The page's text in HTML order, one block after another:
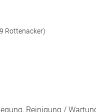
Rottenacker)
Reinigung /